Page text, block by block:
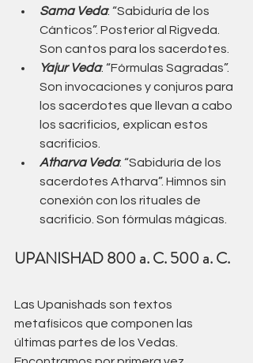
Sama Veda: “Sabiduría de los
Cánticos”. Posterior al Rigveda.
Son cantos para los sacerdotes.
Yajur Veda: “Fórmulas Sagradas”.
Son invocaciones y conjuros para
los sacerdotes que llevan a cabo
los sacrificios, explican estos
sacrificios.
Atharva Veda: “Sabiduría de los
sacerdotes Atharva”. Himnos sin
conexión con los rituales de
sacrificio. Son fórmulas mágicas.
UPANISHAD 800 a. C. 500 a. C.
Las Upanishads son textos
metafísicos que componen las
últimas partes de los Vedas.